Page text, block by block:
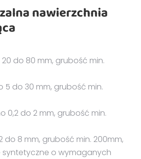
nawierzchnia
do 80 mm, grubość min.
5 do 30 mm, grubość min.
0,2 do 2 mm, grubość min.
do 8 mm, grubość min. 200mm,
syntetyczne o wymaganych